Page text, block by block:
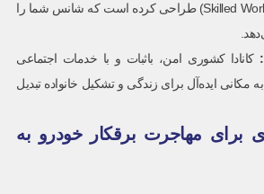
جذب نیروی کار ماهر (Skilled Worker) طراحی کرده است که شانس شما را
: کانادا کشوری امن، باثبات و با خدمات اجتماعی
مکانی ایده‌آل برای زندگی و تشکیل خانواده تبدیل
برای مهاجرت برقکار خودرو به